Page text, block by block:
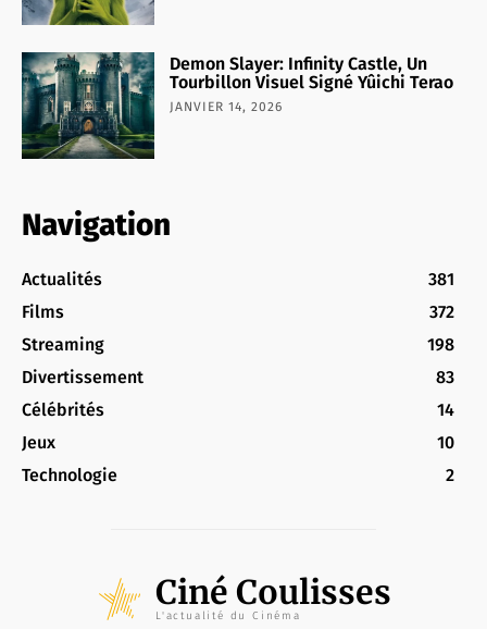
Demon Slayer: Infinity Castle, Un
Tourbillon Visuel Signé Yûichi Terao
JANVIER 14, 2026
Navigation
Actualités
381
Films
372
Streaming
198
Divertissement
83
Célébrités
14
Jeux
10
Technologie
2
Ciné Coulisses
L'actualité du Cinéma